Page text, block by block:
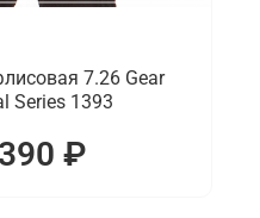
7.26 Gear
Series 1393
₽